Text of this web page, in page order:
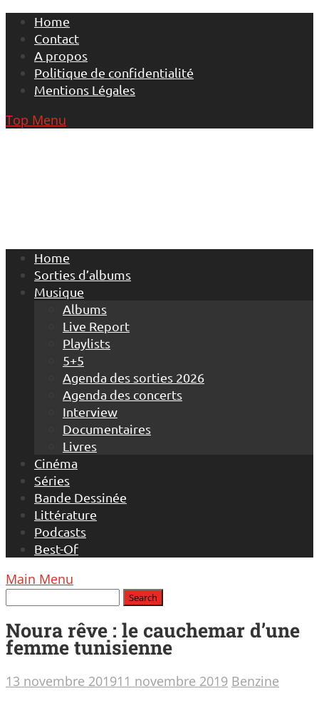
Skip
content
Home
Contact
A propos
Politique de confidentialité
Mentions Légales
Top Menu
Home
Sorties d’albums
Musique
Albums
Live Report
Playlists
5+5
Agenda des sorties 2026
Agenda des concerts
Interview
Documentaires
Livres
Cinéma
Séries
Bande Dessinée
Littérature
Podcasts
Best-Of
Main Menu
Noura rêve : le cauchemar d’une
femme tunisienne
13 novembre 201911 novembre 2019 Benzine